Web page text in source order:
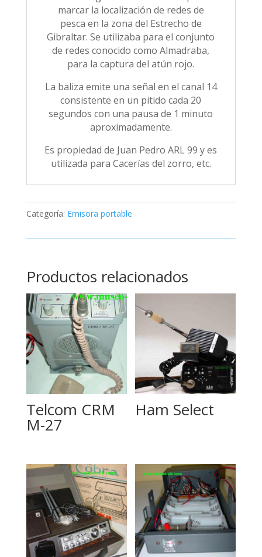
marcar la localización de redes de
pesca en la zona del Estrecho de
Gibraltar. Se utilizaba para el conjunto
de redes conocido como Almadraba,
para la captura del atún rojo.
La baliza emite una señal en el canal 14
consistente en un pitido cada 20
segundos con una pausa de 1 minuto
aproximadamente.
Es propiedad de Juan Pedro ARL 99 y es
utilizada para Cacerías del zorro, etc.
Categoría: Emisora portable
Productos relacionados
Telcom CRM
M-27
Ham Select